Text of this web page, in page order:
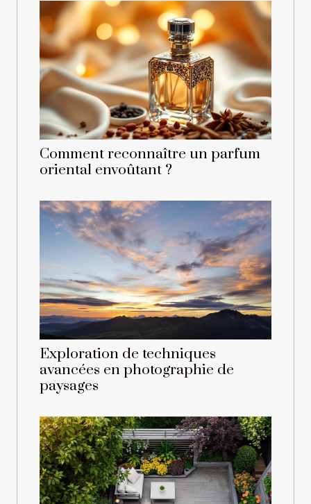
Comment reconnaître un parfum
oriental envoûtant ?
Exploration de techniques
avancées en photographie de
paysages